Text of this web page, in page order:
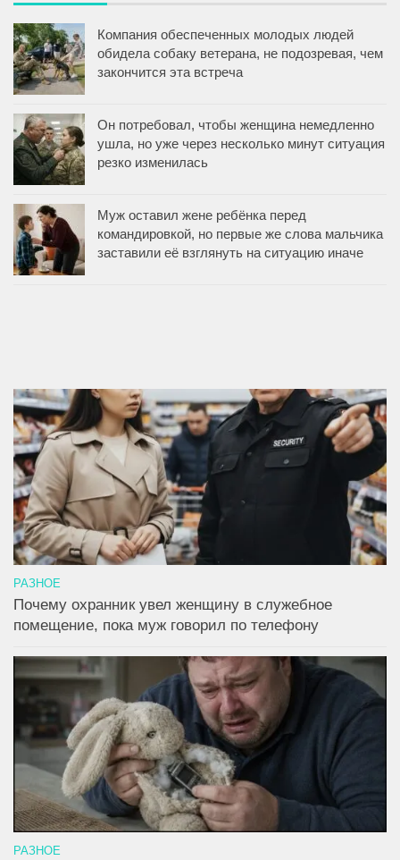
Компания обеспеченных молодых людей
обидела собаку ветерана, не подозревая, чем
закончится эта встреча
Он потребовал, чтобы женщина немедленно
ушла, но уже через несколько минут ситуация
резко изменилась
Муж оставил жене ребёнка перед
командировкой, но первые же слова мальчика
заставили её взглянуть на ситуацию иначе
РАЗНОЕ
Почему охранник увел женщину в служебное
помещение, пока муж говорил по телефону
РАЗНОЕ